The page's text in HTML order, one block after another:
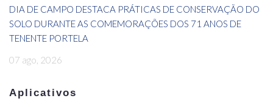
DIA DE CAMPO DESTACA PRÁTICAS DE CONSERVAÇÃO DO
SOLO DURANTE AS COMEMORAÇÕES DOS 71 ANOS DE
TENENTE PORTELA
07 ago, 2026
Aplicativos